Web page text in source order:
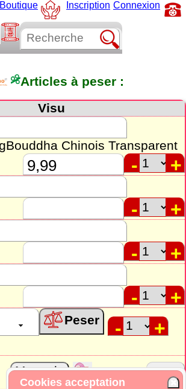
Boutique Inscription Connexion
Articles à peser :
Visu
Bouddha Chinois Transparent
Peser
Cookies acceptation